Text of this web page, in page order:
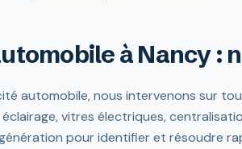
à Nancy :
automobile, nous intervenons sur
vitres électriques,
pour identifier et résoudre